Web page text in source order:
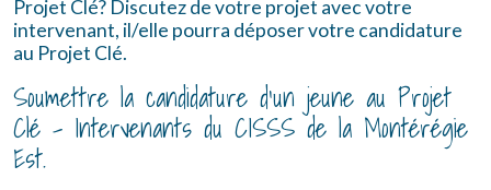
Projet Clé? Discutez de votre projet avec votre
intervenant, il/elle pourra déposer votre candidature
au Projet Clé.
Soumettre la candidature d’un jeune au Projet
Clé - Intervenants du CISSS de la Montérégie
Est.